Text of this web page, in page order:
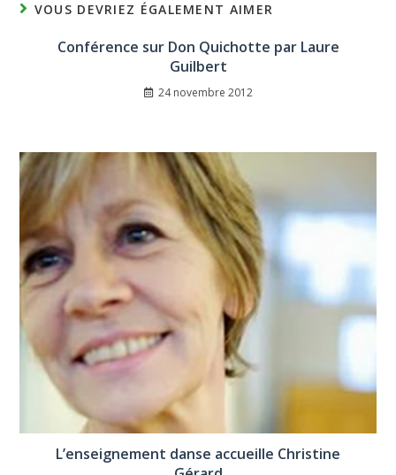
VOUS DEVRIEZ ÉGALEMENT AIMER
Conférence sur Don Quichotte par Laure
Guilbert
24 novembre 2012
L’enseignement danse accueille Christine